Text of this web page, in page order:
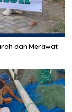
dan Merawat